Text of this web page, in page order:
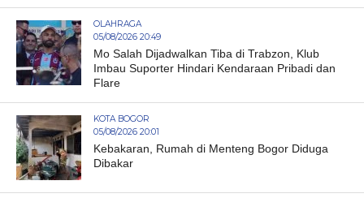
OLAHRAGA
05/08/2026 20:49
Mo Salah Dijadwalkan Tiba di Trabzon, Klub
Imbau Suporter Hindari Kendaraan Pribadi dan
Flare
KOTA BOGOR
05/08/2026 20:01
Kebakaran, Rumah di Menteng Bogor Diduga
Dibakar